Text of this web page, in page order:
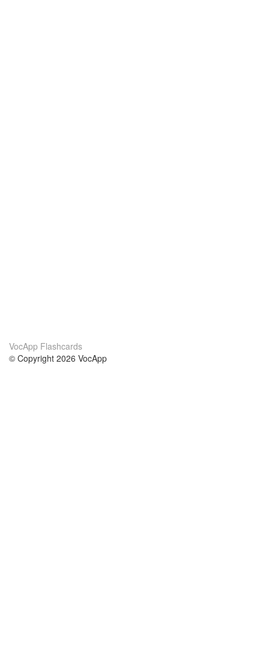
VocApp Flashcards
© Copyright 2026 VocApp